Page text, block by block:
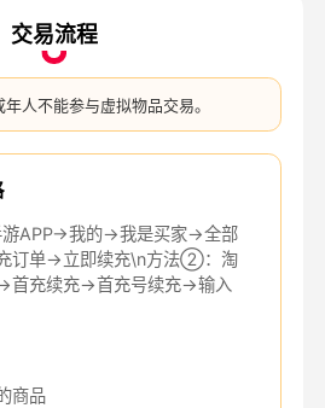
交易流程
人不能参与虚拟物品交易。
APP→我的→我是买家→全部
订单→立即续充\n方法②：淘
首充续充→首充号续充→输入
商品